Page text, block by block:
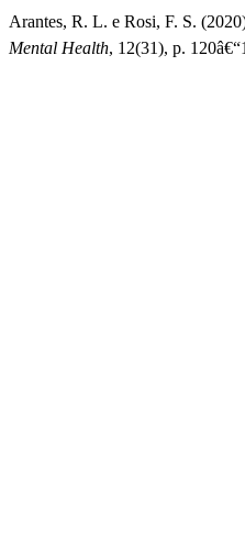
Arantes, R. L. e Rosi, F. S.
Mental Health, 12(31), p.